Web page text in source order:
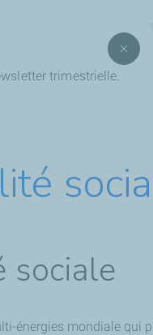
trimestrielle.
Qui
sociale
énergies mondiale